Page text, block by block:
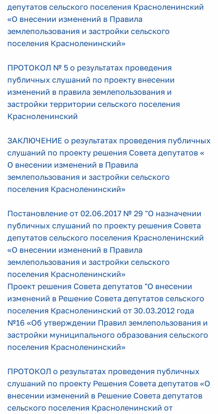
депутатов сельского поселения Красноленинский
«О внесении изменений в Правила
землепользования и застройки сельского
поселения Красноленинский»
ПРОТОКОЛ № 5 о результатах проведения
публичных слушаний по проекту внесении
изменений в правила землепользования и
застройки территории сельского поселения
Красноленинский
ЗАКЛЮЧЕНИЕ о результатах проведения публичных
слушаний по проекту решения Совета депутатов «
О внесении изменений в Правила
землепользования и застройки сельского
поселения Красноленинский»
Постановление от 02.06.2017 № 29 "О назначении
публичных слушаний по проекту решения Совета
депутатов сельского поселения Красноленинский
«О внесении изменений в Правила
землепользования и застройки сельского
поселения Красноленинский»
Проект решения Совета депутатов "О внесении
изменений в Решение Совета депутатов сельского
поселения Красноленинский от 30.03.2012 года
№16 «Об утверждении Правил землепользования и
застройки муниципального образования сельского
поселения Красноленинский»
ПРОТОКОЛ о результатах проведения публичных
слушаний по проекту Решения Совета депутатов «О
внесении изменений в Решение Совета депутатов
сельского поселения Красноленинский от